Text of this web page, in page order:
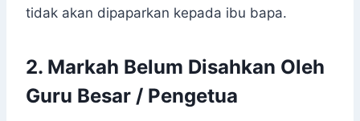
tidak akan dipaparkan kepada ibu bapa.
2. Markah Belum Disahkan Oleh
Guru Besar / Pengetua